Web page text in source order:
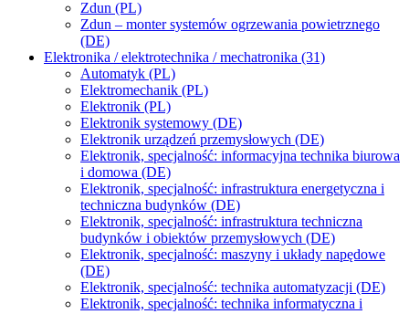
Zdun (PL)
Zdun – monter systemów ogrzewania powietrznego
(DE)
Elektronika / elektrotechnika / mechatronika (31)
Automatyk (PL)
Elektromechanik (PL)
Elektronik (PL)
Elektronik systemowy (DE)
Elektronik urządzeń przemysłowych (DE)
Elektronik, specjalność: informacyjna technika biurowa
i domowa (DE)
Elektronik, specjalność: infrastruktura energetyczna i
techniczna budynków (DE)
Elektronik, specjalność: infrastruktura techniczna
budynków i obiektów przemysłowych (DE)
Elektronik, specjalność: maszyny i układy napędowe
(DE)
Elektronik, specjalność: technika automatyzacji (DE)
Elektronik, specjalność: technika informatyczna i